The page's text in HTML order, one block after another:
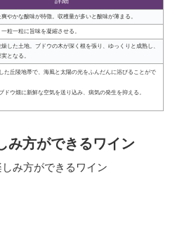
やかな酸味が特徴。収穫量が多いと酸味が薄まる。
粒一粒に旨味を凝縮させる。
した土地。ブドウの木が深く根を張り、ゆっくりと成熟し、
となる。
た丘陵地帯で、海風と太陽の光をふんだんに浴びることがで
ドウ畑に新鮮な空気を送り込み、病気の発生を抑える。
み方ができるワイン